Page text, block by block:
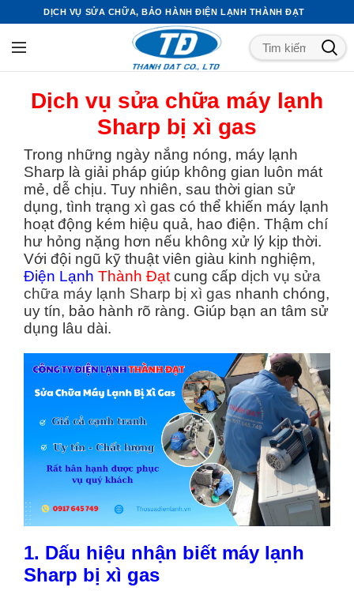
DỊCH VỤ SỬA CHỮA, BẢO HÀNH ĐIỆN LẠNH THÀNH ĐẠT
Dịch vụ sửa chữa máy lạnh
Sharp bị xì gas
Trong những ngày nắng nóng, máy lạnh
Sharp là giải pháp giúp không gian luôn mát
mẻ, dễ chịu. Tuy nhiên, sau thời gian sử
dụng, tình trạng xì gas có thể khiến máy lạnh
hoạt động kém hiệu quả, hao điện. Thậm chí
hư hỏng nặng hơn nếu không xử lý kịp thời.
Với đội ngũ kỹ thuật viên giàu kinh nghiệm,
Điện Lạnh Thành Đạt cung cấp dịch vụ sửa
chữa máy lạnh Sharp bị xì gas nhanh chóng,
uy tín, bảo hành rõ ràng. Giúp bạn an tâm sử
dụng lâu dài.
1. Dấu hiệu nhận biết máy lạnh
Sharp bị xì gas